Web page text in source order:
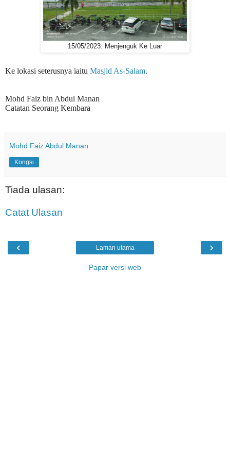
15/05/2023: Menjenguk Ke Luar
Ke lokasi seterusnya iaitu Masjid As-Salam.
Mohd Faiz bin Abdul Manan
Catatan Seorang Kembara
Mohd Faiz Abdul Manan
Kongsi
Tiada ulasan:
Catat Ulasan
‹ ›
Laman utama
Papar versi web